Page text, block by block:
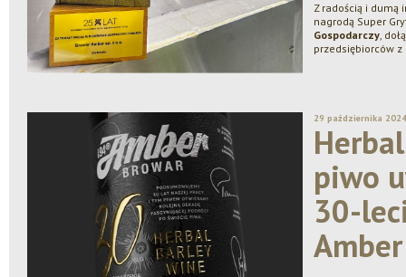
Z radością i dumą
nagrodą Super
Gospodarczy,
przedsiębiorców z
29 października 2024
piwo
30-
Amber